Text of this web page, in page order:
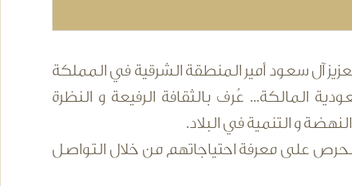
آل سعود أمير المنطقة الشرقية في المملكة
المالكة... عُرف بالثقافة الرفيعة و النظرة
و التنمية في البلاد.
والحرص على معرفة احتياجاتهم من خلال التواصل